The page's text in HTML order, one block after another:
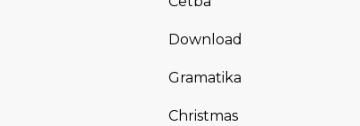
Download
Gramatika
Christmas